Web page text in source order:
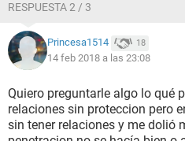
RESPUESTA 2 / 3
Princesa1514 18
14 feb 2018 a las 23:08
Quiero preguntarle algo lo qué
relaciones sin proteccion pero
sin tener relaciones y me dolió